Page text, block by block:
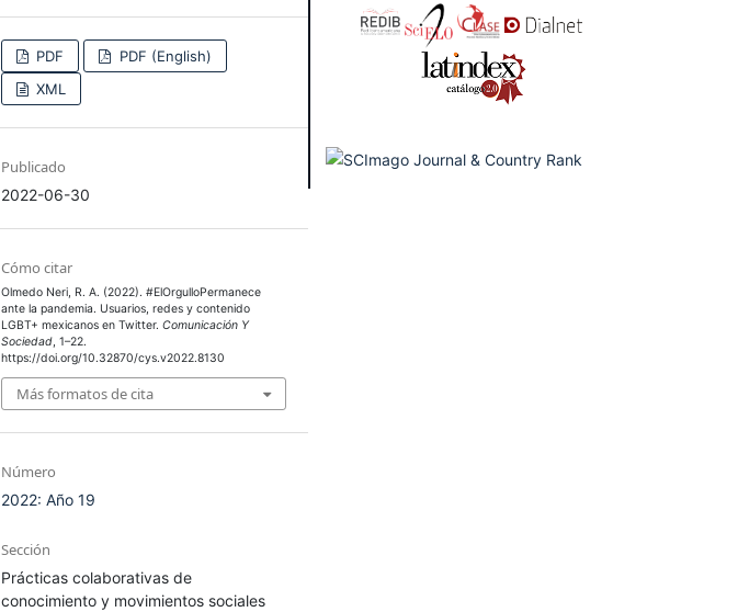
PDF
PDF (English)
XML
Publicado
2022-06-30
Cómo citar
Olmedo Neri, R. A. (2022). #ElOrgulloPermanece
ante la pandemia. Usuarios, redes y contenido
LGBT+ mexicanos en Twitter.Comunicación Y
Sociedad, 1–22.
https://doi.org/10.32870/cys.v2022.8130
Más formatos de cita
Número
2022: Año 19
Sección
Prácticas colaborativas de
conocimiento y movimientos sociales